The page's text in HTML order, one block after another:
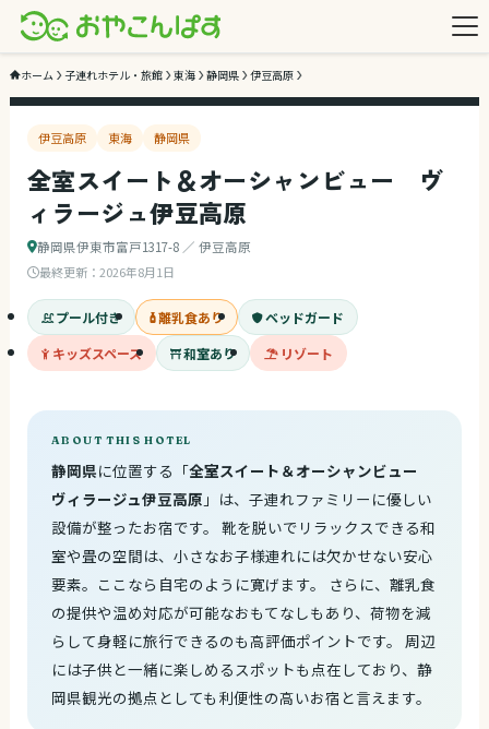
ホーム 子連れホテル・旅館 東海 静岡県 伊豆高原
伊豆高原 東海 静岡県
全室スイート＆オーシャンビュー ヴ
ィラージュ伊豆高原
静岡県伊東市富戸1317-8 ／ 伊豆高原
最終更新： 2026年8月1日
プール付き 離乳食あり
ベッドガード
キッズスペース
和室あり リゾート
ABOUT THIS HOTEL
静岡県に位置する「全室スイート＆オーシャンビュー
ヴィラージュ伊豆高原 」は、子連れファミリーに優しい
設備が整ったお宿です。 靴を脱いでリラックスできる和
室や畳の空間は、小さなお子様連れには欠かせない安心
要素。ここなら自宅のように寛げます。 さらに、離乳食
の提供や温め対応が可能なおもてなしもあり、荷物を減
らして身軽に旅行できるのも高評価ポイントです。 周辺
には子供と一緒に楽しめるスポットも点在しており、静
岡県観光の拠点としても利便性の高いお宿と言えます。